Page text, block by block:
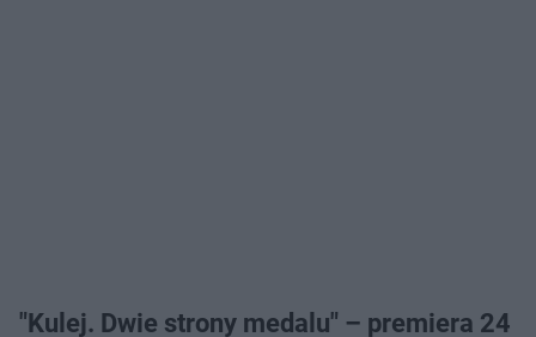
"Kulej. Dwie strony medalu" – premiera 24